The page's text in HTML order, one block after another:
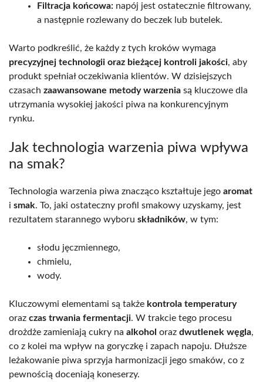
Filtracja końcowa: napój jest ostatecznie filtrowany,
a następnie rozlewany do beczek lub butelek.
Warto podkreślić, że każdy z tych kroków wymaga
precyzyjnej technologii oraz bieżącej kontroli jakości, aby
produkt spełniał oczekiwania klientów. W dzisiejszych
czasach zaawansowane metody warzenia są kluczowe dla
utrzymania wysokiej jakości piwa na konkurencyjnym
rynku.
Jak technologia warzenia piwa wpływa
na smak?
Technologia warzenia piwa znacząco kształtuje jego aromat
i smak. To, jaki ostateczny profil smakowy uzyskamy, jest
rezultatem starannego wyboru składników, w tym:
słodu jęczmiennego,
chmielu,
wody.
Kluczowymi elementami są także kontrola temperatury
oraz czas trwania fermentacji. W trakcie tego procesu
drożdże zamieniają cukry na alkohol oraz dwutlenek węgla,
co z kolei ma wpływ na goryczkę i zapach napoju. Dłuższe
leżakowanie piwa sprzyja harmonizacji jego smaków, co z
pewnością doceniają koneserzy.